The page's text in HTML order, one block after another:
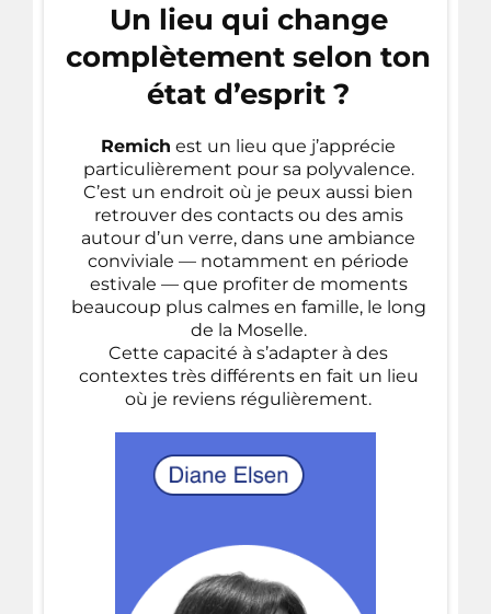
Un lieu qui change
complètement selon ton
état d’esprit ?
Remich est un lieu que j’apprécie
particulièrement pour sa polyvalence.
C’est un endroit où je peux aussi bien
retrouver des contacts ou des amis
autour d’un verre, dans une ambiance
conviviale — notamment en période
estivale — que profiter de moments
beaucoup plus calmes en famille, le long
de la Moselle.
Cette capacité à s’adapter à des
contextes très différents en fait un lieu
où je reviens régulièrement.